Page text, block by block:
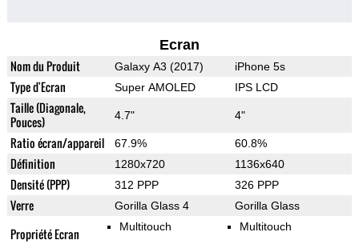
Ecran
Nom du Produit Galaxy A3 (2017) iPhone 5s
Type d'Ecran Super AMOLED IPS LCD
Taille (Diagonale,
Pouces)
4.7" 4"
Ratio écran/appareil 67.9% 60.8%
Définition 1280x720 1136x640
Densité (PPP) 312 PPP 326 PPP
Verre Gorilla Glass 4 Gorilla Glass
Propriété Ecran Multitouch Multitouch